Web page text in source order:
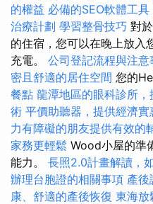
的權益 必備的SEO軟體工具
治療計劃 學習整骨技巧 對
的住宿，您可以在晚上放入
充電。 公司登記流程與注意
密且舒適的居住空間 您的
餐點 龍潭地區的眼科診所
術 平價助聽器，提供經濟
力有障礙的朋友提供有效的
家務更輕鬆 Wood小屋的準
能力。 長照2.0計畫解讀，
辦理台胞證的相關事項 產後
康、舒適的產後恢復 東海放